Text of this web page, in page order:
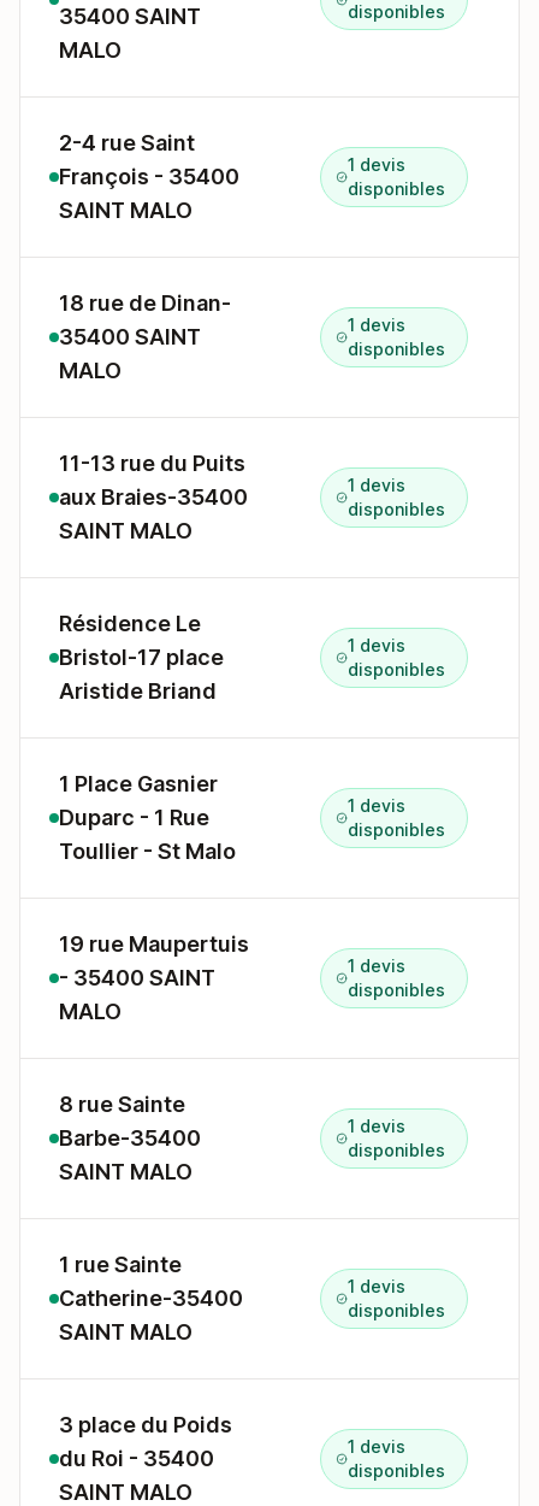
35400 SAINT
MALO
disponibles
2-4 rue Saint
François - 35400
SAINT MALO
1 devis
disponibles
18 rue de Dinan-
35400 SAINT
MALO
1 devis
disponibles
11-13 rue du Puits
aux Braies-35400
SAINT MALO
1 devis
disponibles
Résidence Le
Bristol-17 place
Aristide Briand
1 devis
disponibles
1 Place Gasnier
Duparc - 1 Rue
Toullier - St Malo
1 devis
disponibles
19 rue Maupertuis
- 35400 SAINT
MALO
1 devis
disponibles
8 rue Sainte
Barbe-35400
SAINT MALO
1 devis
disponibles
1 rue Sainte
Catherine-35400
SAINT MALO
1 devis
disponibles
3 place du Poids
du Roi - 35400
SAINT MALO
1 devis
disponibles